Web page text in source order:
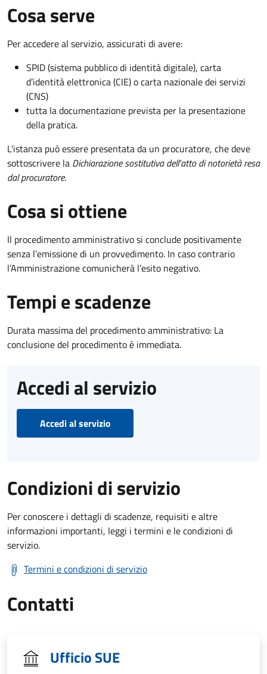
Cosa serve
Per accedere al servizio, assicurati di avere:
SPID (sistema pubblico di identità digitale), carta
d’identità elettronica (CIE) o carta nazionale dei servizi
(CNS)
tutta la documentazione prevista per la presentazione
della pratica.
L'istanza può essere presentata da un procuratore, che deve
sottoscrivere la Dichiarazione sostitutiva dell'atto di notorietà resa
dal procuratore.
Cosa si ottiene
Il procedimento amministrativo si conclude positivamente
senza l’emissione di un provvedimento. In caso contrario
l’Amministrazione comunicherà l’esito negativo.
Tempi e scadenze
Durata massima del procedimento amministrativo: La
conclusione del procedimento è immediata.
Accedi al servizio
Accedi al servizio
Condizioni di servizio
Per conoscere i dettagli di scadenze, requisiti e altre
informazioni importanti, leggi i termini e le condizioni di
servizio.
Termini e condizioni di servizio
Contatti
Ufficio SUE